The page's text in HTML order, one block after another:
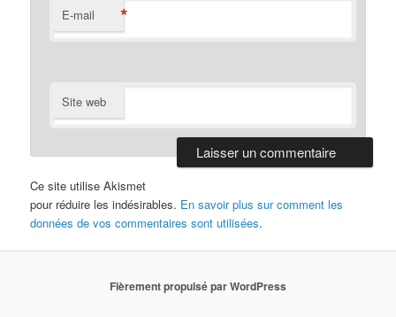
E-mail *
Site web
Ce site utilise Akismet
pour réduire les indésirables. En savoir plus sur comment les
données de vos commentaires sont utilisées.
Fièrement propulsé par WordPress